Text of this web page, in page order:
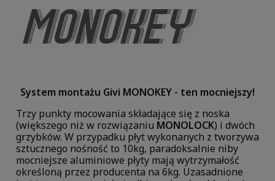
System montażu Givi MONOKEY - ten mocniejszy!
Trzy punkty mocowania składające się z noska
(większego niż w rozwiązaniu MONOLOCK) i dwóch
grzybków. W przypadku płyt wykonanych z tworzywa
sztucznego nośność to 10kg, paradoksalnie niby
mocniejsze aluminiowe płyty mają wytrzymałość
określoną przez producenta na 6kg. Uzasadnione